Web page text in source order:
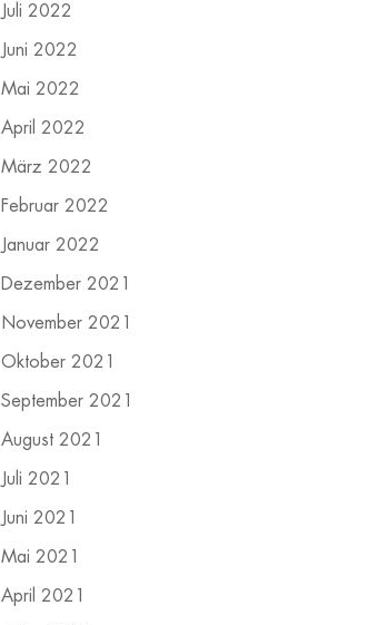
Juli 2022
Juni 2022
Mai 2022
April 2022
März 2022
Februar 2022
Januar 2022
Dezember 2021
November 2021
Oktober 2021
September 2021
August 2021
Juli 2021
Juni 2021
Mai 2021
April 2021